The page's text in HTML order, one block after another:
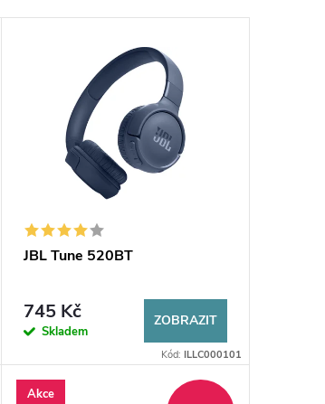
JBL Tune 520BT
745 Kč
Skladem
ZOBRAZIT
Kód: ILLC000101
Akce